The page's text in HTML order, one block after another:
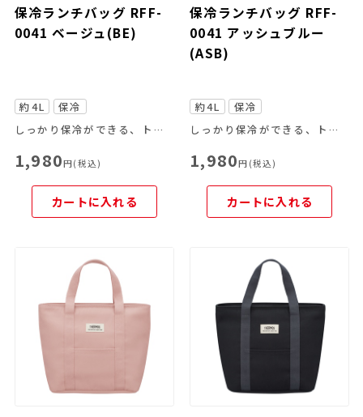
保冷ランチバッグ RFF-
0041 ベージュ(BE)
約4L
保冷
しっかり保冷ができる、トートバッグタイプのランチバッグ
1,980円(税込)
カートに入れる
保冷ランチバッグ RFF-
0041 アッシュブルー
(ASB)
約4L
保冷
しっかり保冷ができる、トートバッグタイプのランチバッグ
1,980円(税込)
カートに入れる